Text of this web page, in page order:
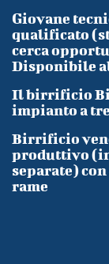
Giovane
qualificato
cerca
Disponibile
Il birrificio
impianto a
Birrificio
produttivo
separate)
rame